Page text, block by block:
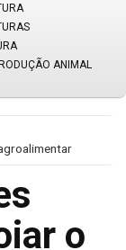
ANIMAL
o